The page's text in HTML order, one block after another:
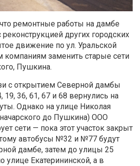
ремонтные работы на дамбе
других городских
движение по ул. Уральской
компаниям заменить старые сети
Пушкина.
с открытием Северной дамбы
36, 61, 67 и 68 вернулись на
Однако на улице Николая
до Пушкина) ООО
сети — пока этот участок закрыт
автобусы №32 и №77 будут
дамбе, затем до улицы 25
улице Екатерининской, а в